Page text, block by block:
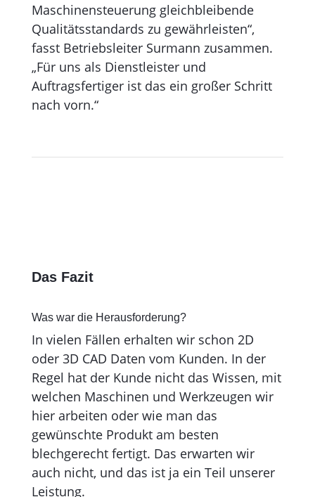
Maschinensteuerung gleichbleibende
Qualitäts­standards zu gewährleisten“,
fasst Betriebsleiter Surmann zusammen.
„Für uns als Dienstleister und
Auftragsfertiger ist das ein großer Schritt
nach vorn.“
Das Fazit
Was war die Herausforderung?
In vielen Fällen erhalten wir schon 2D
oder 3D CAD Daten vom Kunden. In der
Regel hat der Kunde nicht das Wissen, mit
welchen Maschinen und Werkzeugen wir
hier arbeiten oder wie man das
gewünschte Produkt am besten
blechgerecht fertigt. Das erwarten wir
auch nicht, und das ist ja ein Teil unserer
Leistung.